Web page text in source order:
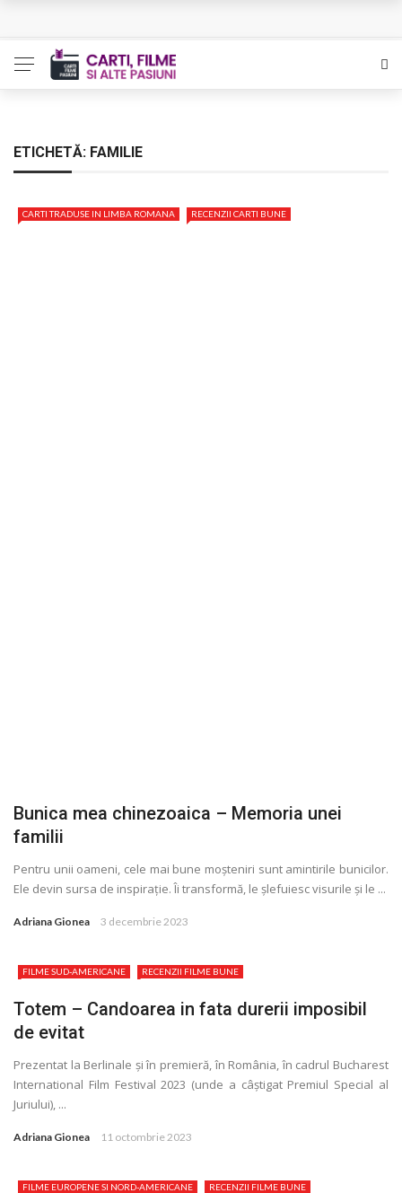
Bolla – O iubire interzisa din Pristina
Indragostitii de Franz K. – Justitiarii literaturii
ETICHETĂ: FAMILIE
CARTI TRADUSE IN LIMBA ROMANA RECENZII CARTI BUNE
Bunica mea chinezoaica – Memoria unei
familii
Pentru unii oameni, cele mai bune moșteniri sunt amintirile bunicilor.
Ele devin sursa de inspiraţie. Îi transformă, le șlefuiesc visurile și le ...
Adriana Gionea 3 decembrie 2023
FILME SUD-AMERICANE RECENZII FILME BUNE
Totem – Candoarea in fata durerii imposibil
de evitat
Prezentat la Berlinale și în premieră, în România, în cadrul Bucharest
International Film Festival 2023 (unde a câștigat Premiul Special al
Juriului), ...
Adriana Gionea 11 octombrie 2023
FILME EUROPENE SI NORD-AMERICANE RECENZII FILME BUNE